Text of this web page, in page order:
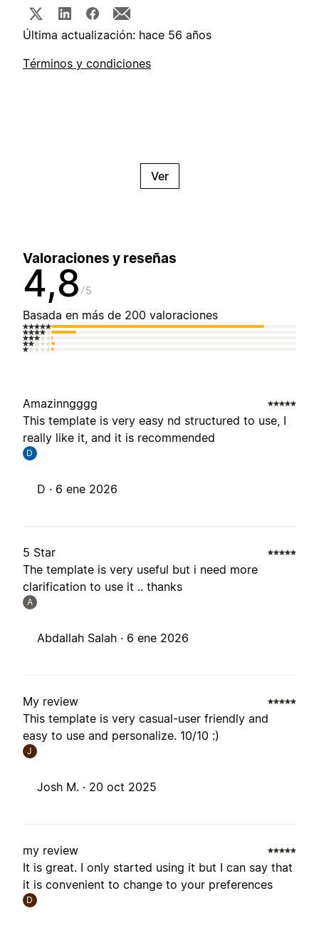
Última actualización: hace 56 años
Términos y condiciones
Ver
Valoraciones y reseñas
4,8 5
Basada en más de 200 valoraciones
Amazinngggg
This template is very easy nd structured to use, I
really like it, and it is recommended
D
D · 6 ene 2026
5 Star
The template is very useful but i need more
clarification to use it .. thanks
A
Abdallah Salah · 6 ene 2026
My review
This template is very casual-user friendly and
easy to use and personalize. 10/10 :)
J
Josh M. · 20 oct 2025
my review
It is great. I only started using it but I can say that
it is convenient to change to your preferences
D